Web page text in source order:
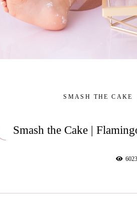
SMASH THE CAKE
Smash the Cake |
6023